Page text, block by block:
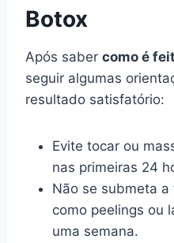
Botox
Após saber como é
seguir algumas
resultado satisfatório:
Evite tocar ou
nas primeiras 24
Não se submeta
como peelings ou
uma semana.